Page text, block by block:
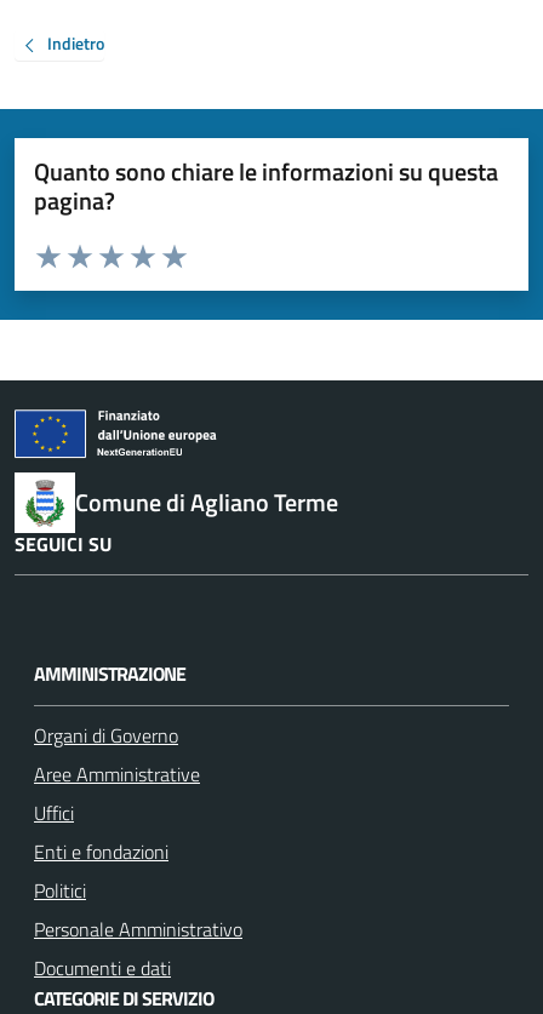
Indietro
Quanto sono chiare le informazioni su questa
pagina?
Valuta da 1 a 5 stelle la pagina
Valuta 5 stelle su 5
Valuta 4 stelle su 5
Valuta 3 stelle su 5
Valuta 2 stelle su 5
Valuta 1 stelle su 5
Comune di Agliano Terme
SEGUICI SU
c
o
o
k
s
a
g
r
m
AMMINISTRAZIONE
Organi di Governo
Aree Amministrative
Uffici
Enti e fondazioni
Politici
Personale Amministrativo
Documenti e dati
CATEGORIE DI SERVIZIO